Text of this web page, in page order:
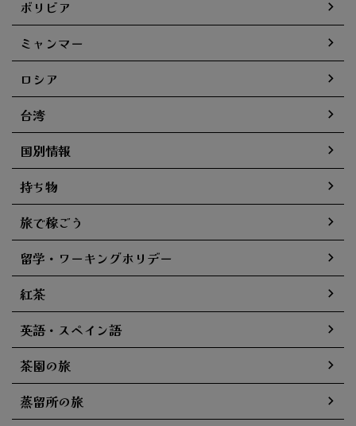
ボリビア
ミャンマー
ロシア
台湾
国別情報
持ち物
旅で稼ごう
留学・ワーキングホリデー
紅茶
英語・スペイン語
茶園の旅
蒸留所の旅